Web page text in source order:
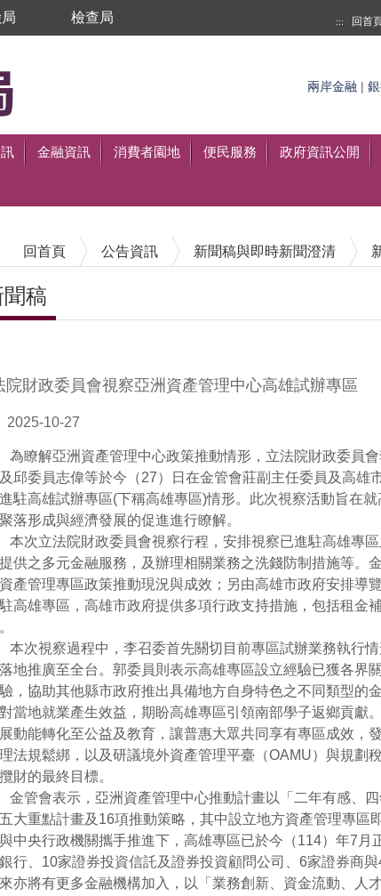
檢查局 ::: 回首
搜尋
兩岸金融
金融資訊 消費者園地 便民服務 政府資訊公開
回首頁 公告資訊 新聞稿與即時新聞澄清
聞稿
院財政委員會視察亞洲資產管理中心高雄試辦專區
2025-10-27
瞭解亞洲資產管理中心政策推動情形，立法院財政委員會
邱委員志偉等於今（27）日在金管會莊副主任委員及高雄
駐高雄試辦專區(下稱高雄專區)情形。此次視察活動旨在
落形成與經濟發展的促進進行瞭解。
次立法院財政委員會視察行程，安排視察已進駐高雄專區
供之多元金融服務，及辦理相關業務之洗錢防制措施等。
產管理專區政策推動現況與成效；另由高雄市政府安排導
高雄專區，高雄市政府提供多項行政支持措施，包括租金
次視察過程中，李召委首先關切目前專區試辦業務執行情
地推廣至全台。郭委員則表示高雄專區設立經驗已獲各界
，協助其他縣市政府推出具備地方自身特色之不同類型的
當地就業產生效益，期盼高雄專區引領南部學子返鄉貢獻
動能轉化至公益及教育，讓普惠大眾共同享有專區成效，
法規鬆綁，以及研議境外資產管理平臺（OAMU）與規劃
財的最終目標。
管會表示，亞洲資產管理中心推動計畫以「二年有感、四
大重點計畫及16項推動策略，其中設立地方資產管理專區
中央行政機關攜手推進下，高雄專區已於今（114）年7月
行、10家證券投資信託及證券投資顧問公司、6家證券商
亦將有更多金融機構加入，以「業務創新、資金流動、人